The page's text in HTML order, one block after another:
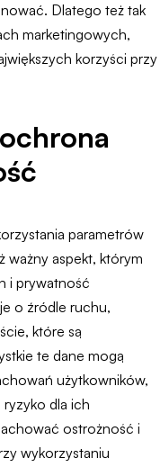
Dlatego też tak
marketingowych,
korzyści przy
parametrów
ważny aspekt, którym
i prywatność
o źródle ruchu,
które są
te dane mogą
użytkowników,
dla ich
ostrożność i
wykorzystaniu